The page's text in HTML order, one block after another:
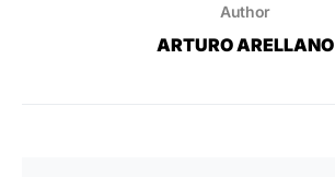
Author
ARTURO ARELLANO